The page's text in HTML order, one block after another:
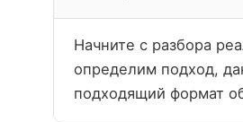
Начните с разбора
определим подход,
подходящий формат